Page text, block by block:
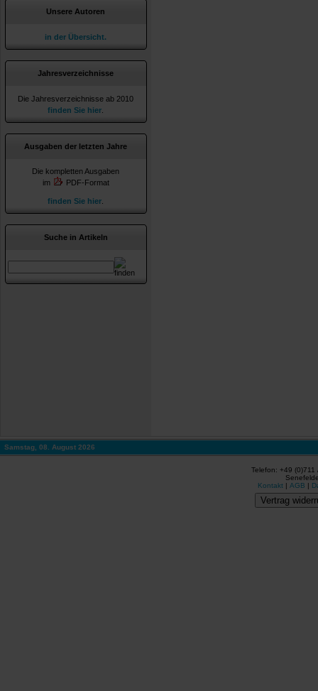
Unsere Autoren
in der Übersicht.
Jahresverzeichnisse
Die Jahresverzeichnisse ab 2010
finden Sie hier
Ausgaben der letzten Jahre
Die kompletten Ausgaben
im
PDF-Format
finden Sie hier
Suche in Artikeln
Samstag, 08. August 2026
Telefon: +49
Kontakt | AGB |
Vertrag